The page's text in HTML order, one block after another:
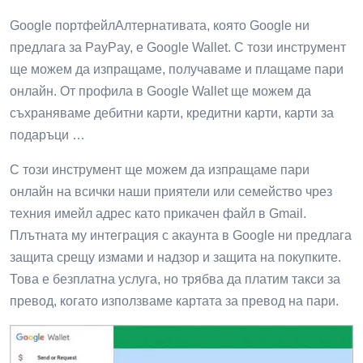
Google портфейлАлтернативата, която Google ни
предлага за PayPay, е Google Wallet. С този инструмент
ще можем да изпращаме, получаваме и плащаме пари
онлайн. От профила в Google Wallet ще можем да
съхраняваме дебитни карти, кредитни карти, карти за
подаръци …
С този инструмент ще можем да изпращаме пари
онлайн на всички наши приятели или семейство чрез
техния имейл адрес като прикачен файл в Gmail.
Плътната му интеграция с акаунта в Google ни предлага
защита срещу измами и надзор и защита на покупките.
Това е безплатна услуга, но трябва да платим такси за
превод, когато използваме картата за превод на пари.